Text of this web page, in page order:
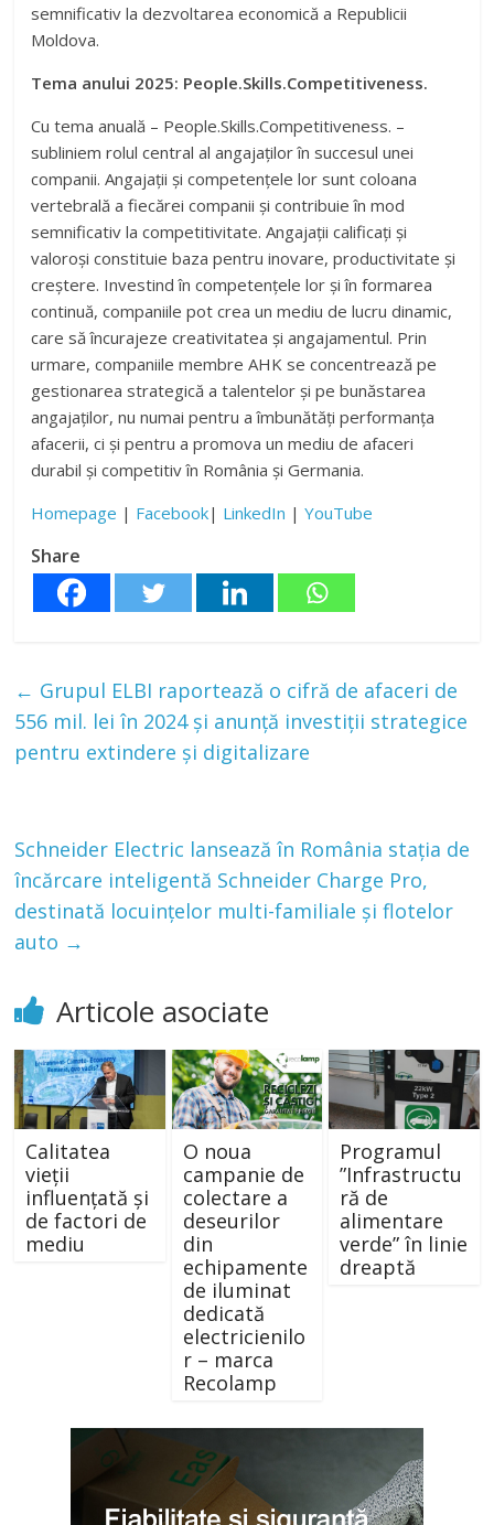
semnificativ la dezvoltarea economică a Republicii
Moldova.
Tema anului 2025: People.Skills.Competitiveness.
Cu tema anuală – People.Skills.Competitiveness. –
subliniem rolul central al angajaților în succesul unei
companii. Angajații și competențele lor sunt coloana
vertebrală a fiecărei companii și contribuie în mod
semnificativ la competitivitate. Angajații calificați și
valoroși constituie baza pentru inovare, productivitate și
creștere. Investind în competențele lor și în formarea
continuă, companiile pot crea un mediu de lucru dinamic,
care să încurajeze creativitatea și angajamentul. Prin
urmare, companiile membre AHK se concentrează pe
gestionarea strategică a talentelor și pe bunăstarea
angajaților, nu numai pentru a îmbunătăți performanța
afacerii, ci și pentru a promova un mediu de afaceri
durabil și competitiv în România și Germania.
Homepage | Facebook| LinkedIn |YouTube
Share
← Grupul ELBI raportează o cifră de afaceri de
556 mil. lei în 2024 și anunță investiții strategice
pentru extindere și digitalizare
Schneider Electric lansează în România stația de
încărcare inteligentă Schneider Charge Pro,
destinată locuințelor multi-familiale și flotelor
auto →
Articole asociate
Calitatea
vieții
influențată și
de factori de
mediu
O noua
campanie de
colectare a
deseurilor
din
echipamente
de iluminat
dedicată
electricienilo
r – marca
Recolamp
Programul
”Infrastructu
ră de
alimentare
verde” în linie
dreaptă